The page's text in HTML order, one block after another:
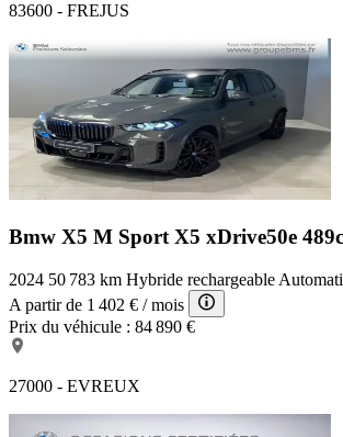
83600 - FREJUS
Bmw X5 M Sport X5 xDrive50e
2024 50 783 km Hybride rechargeable
A partir de 1 402 € / mois
Prix du véhicule : 84 890 €
27000 - EVREUX